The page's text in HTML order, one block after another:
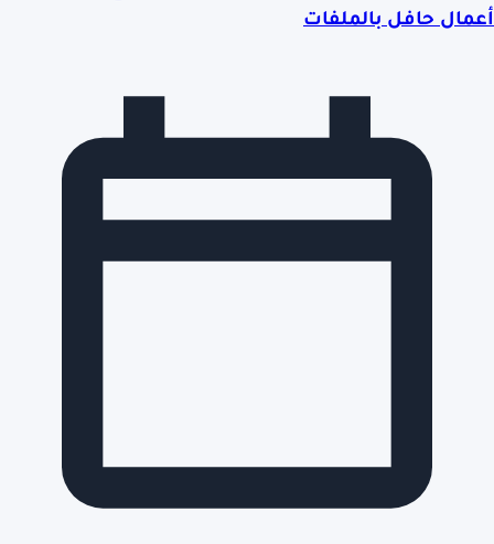
أعمال حافل بالملفات